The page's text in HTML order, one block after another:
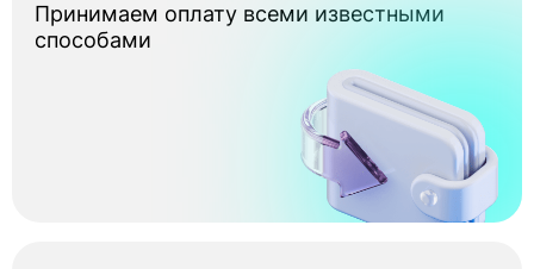
Принимаем оплату всеми известными
способами